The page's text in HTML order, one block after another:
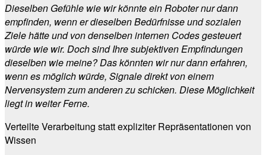
Dieselben Gefühle wie wir könnte ein Roboter nur dann
empfinden, wenn er dieselben Bedürfnisse und sozialen
Ziele hätte und von denselben internen Codes gesteuert
würde wie wir. Doch sind Ihre subjektiven Empfindungen
dieselben wie meine? Das könnten wir nur dann erfahren,
wenn es möglich würde, Signale direkt von einem
Nervensystem zum anderen zu schicken. Diese Möglichkeit
liegt in weiter Ferne.
Verteilte Verarbeitung statt expliziter Repräsentationen von
Wissen